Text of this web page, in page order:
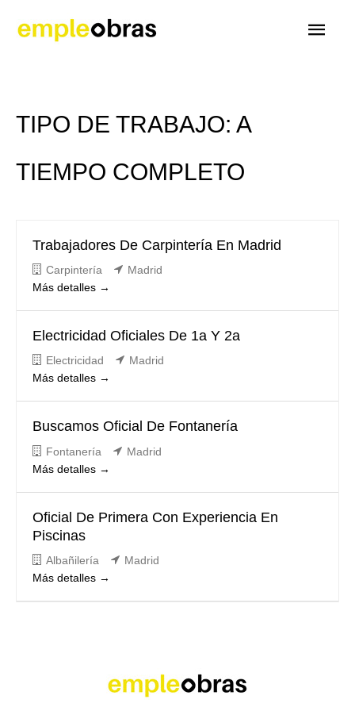
TIPO DE TRABAJO: A
TIEMPO COMPLETO
Trabajadores De Carpintería En Madrid
Carpintería
Madrid
Más detalles
Electricidad Oficiales De 1a Y 2a
Electricidad
Madrid
Más detalles
Buscamos Oficial De Fontanería
Fontanería
Madrid
Más detalles
Oficial De Primera Con Experiencia En
Piscinas
Albañilería
Madrid
Más detalles